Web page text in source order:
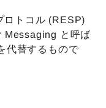
ロトコル (RESP)
Messaging と呼ば
代替するもので